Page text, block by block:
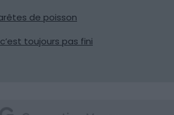
de poisson
toujours pas fini